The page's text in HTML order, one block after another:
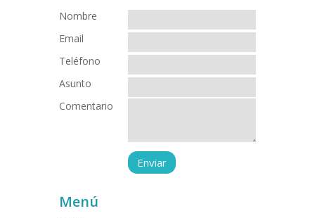
Nombre
Email
Teléfono
Asunto
Comentario
Menú